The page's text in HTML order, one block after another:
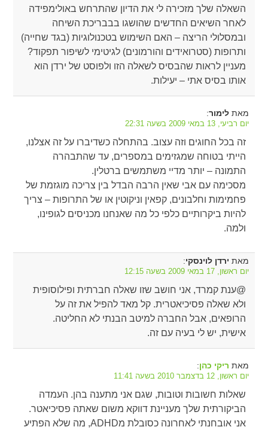
השאלה שלך מזכירה לי את הדיון שהתרחש באולימפידה
לאחר השיאים החדשים שהושגו בבבריכת השיחה
ובמסלולי הריצה – האם השימוש בטכנולוגיות (בגד שחייה)
ותרופות (סטרואידים והורמונים) לגיטימי לשיפור תפקוד?
מעניין לראות שהבסיס לשאלה הזו ולפוסט של ירדן הוא
אותו בסיס אתי – יעילות.
מאתלימור:
יום רביעי, 13 במאי 2009 בשעה 22:31
זה בכל החוגים וזה עצוב. בהתחלה כשדיברו על זה אצלנו,
הייתי בטוחה שמגזימים במספרים, עד שהתבהרה
התמונה – יותר מדיי משתמשים ברטלין.
מסכימה עם אבי שאין הרבה הבדל בין צריכה מוגזמת של
פחמימות וחלבונים, קפאין וניקוטין או של התרופות – צריך
להיות ביקרותיים כלפי כל מה שאנחנו מכניסים לגופינו,
ולמה.
מאת ירדן לוינסקי:
יום ראשון, 17 במאי 2009 בשעה 12:15
@ענת קמרד, אני חושב שזו שאלה חברתית ופילוסופית
ולא שאלה פסיכיאטרית. קל מאד להפיל את זה על
הרופאים, אבל החברה למיטב הבנתי לא החליטה.
אישית, יש לי בעיה עם זה.
מאת ריקי כהן:
יום ראשון, 12 בדצמבר 2010 בשעה 11:41
שאלות חשובות וטובות, שגם אני מתענה בהן. העמדה
הביקורתית שלך מעניינת דווקא משום שאתה פסיכיאטר.
אני אובחנתי לאחרונה כסובלת מADHD, מה שלא הפתיע